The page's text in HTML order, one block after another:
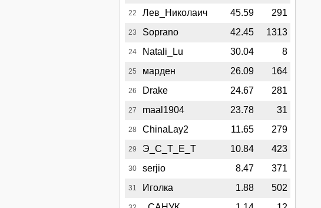
22 Лев_Николаич 45.59 291
23 Soprano 42.45 1313
24 Natali_Lu 30.04 8
25 марден 26.09 164
26 Drake 24.67 281
27 maal1904 23.78 31
28 ChinaLay2 11.65 279
29 Э_С_Т_Е_Т 10.84 423
30 serjio 8.47 371
31 Иголка 1.88 502